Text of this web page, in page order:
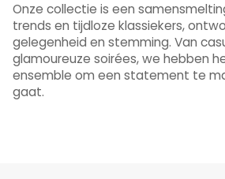
Onze collectie is een
trends en tijdloze klassiekers,
gelegenheid en stemming. Van
glamoureuze soirées, we hebben
ensemble om een ​​statement te
gaat.